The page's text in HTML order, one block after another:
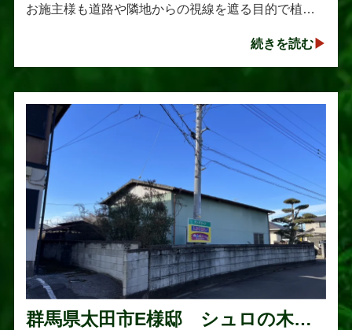
お施主様も道路や隣地からの視線を遮る目的で植え
続きを読む
群馬県太田市E様邸 シュロの木の